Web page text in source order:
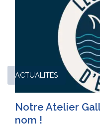
ACTUALITÉS
Notre Atelier
nom !